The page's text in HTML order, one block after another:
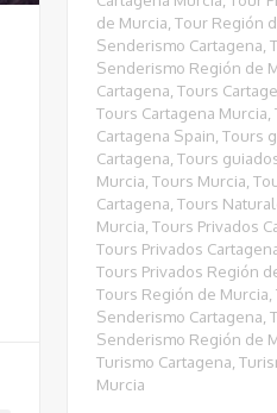
de Murcia ,Tour Región
Senderismo Cartagena ,
Senderismo Región de
Cartagena ,Tours
Tours Cartagena Murcia ,
Cartagena Spain ,Tours
Cartagena ,Tours
Murcia ,Tours Murcia ,
Cartagena ,Tours
Murcia ,Tours Privados
Tours Privados
Tours Privados Región
Tours Región de Murcia ,
Senderismo Cartagena ,
Senderismo Región de
Turismo Cartagena ,
Murcia